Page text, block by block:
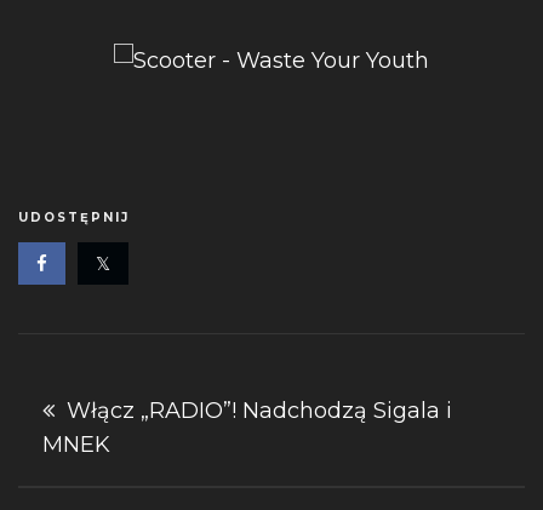
UDOSTĘPNIJ
Nawigacja
wpisu
Włącz „RADIO”! Nadchodzą Sigala i
MNEK